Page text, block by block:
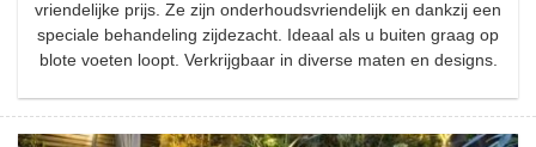
vriendelijke prijs. Ze zijn onderhoudsvriendelijk en dankzij een
speciale behandeling zijdezacht. Ideaal als u buiten graag op
blote voeten loopt. Verkrijgbaar in diverse maten en designs.